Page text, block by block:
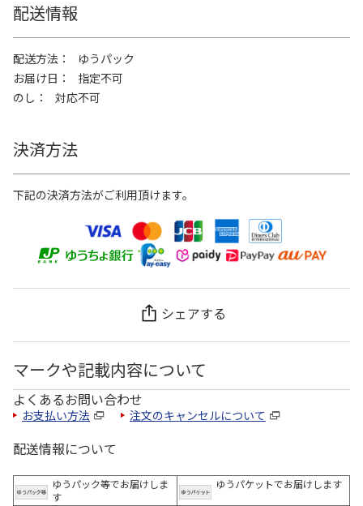
配送情報
配送方法
ゆうパック
お届け日
指定不可
のし
対応不可
決済方法
下記の決済方法がご利用頂けます。
シェアする
マークや記載内容について
よくあるお問い合わせ
お支払い方法 注文のキャンセルについて
配送情報について
ゆうパック等でお届けしま
す
ゆうパケットでお届けします